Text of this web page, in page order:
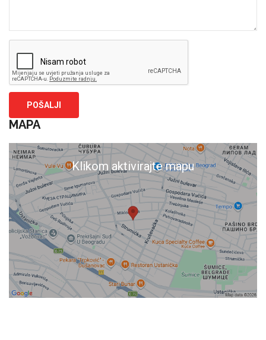
MAPA
Klikom aktivirajte mapu